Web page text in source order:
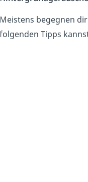
Meistens begegnen dir
folgenden Tipps